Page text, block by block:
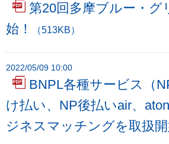
第20回多摩ブルー・グ
始！
（513KB）
2022/05/09 10:00
BNPL各種サービス（
け払い、NP後払いair、
ジネスマッチングを取扱開